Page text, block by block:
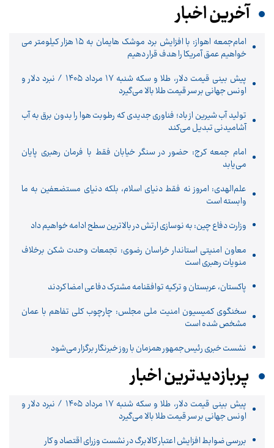
آخرین اخبار
امام‌جمعه اهواز: با افزایش برد موشک هایمان به ۱۵ هزار کیلومتر می
خواهیم عمق آمریکا را هدف قرار دهیم
پیش ‌بینی قیمت دلار، طلا و سکه شنبه ۱۷ مرداد ۱۴۰۵ / نبرد دلار و
اونس جهانی بر سر قیمت طلا بالا می‌گیرد
تولید آب شیرین از باد؛ فناوری جدیدی که رطوبت هوا را بدون برق به آب
آشامیدنی تبدیل می‌کند
امام جمعه کرج: حضور در سنگر خیابان فقط با فرمان رهبری پایان
می‌یابد
علم‌الهدی: امروز نه فقط دنیای اسلام، بلکه دنیای مستضعفین به ما
وابسته است
وزارت دفاع چین: به نوسازی ارتش در بالاترین سطح ادامه خواهیم داد
معاون امنیتی استاندار خراسان رضوی: تجمعات وحدت شکن برخلاف
منویات رهبری است
پاکستان، عربستان و ترکیه توافقنامه مشترک دفاعی امضا کردند
سخنگوی کمیسیون امنیت ملی مجلس: چارچوب کلی تفاهم با عمان
مشخص شده است
نشست خبری رئیس‌جمهور همزمان با روز خبرنگار برگزار می‌شود
پربازدیدترین اخبار
پیش ‌بینی قیمت دلار، طلا و سکه شنبه ۱۷ مرداد ۱۴۰۵ / نبرد دلار و
اونس جهانی بر سر قیمت طلا بالا می‌گیرد
بررسی ضوابط افزایش اعتبار کالابرگ در نشست وزرای اقتصاد و کار